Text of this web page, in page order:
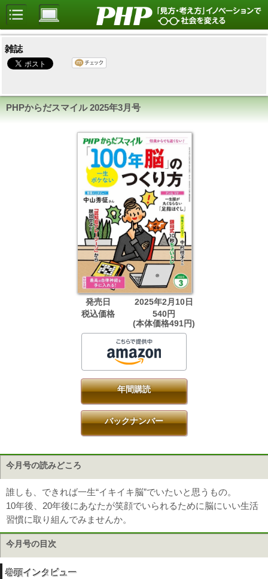
雑誌
PHPからだスマイル2025年3月号
発売日
2025年2月10日
税込価格
540円
(本体価格491円)
年間購読
バックナンバー
今月号の読みどころ
誰しも、できれば一生“イキイキ脳”でいたいと思うもの。
10年後、20年後にあなたが笑顔でいられるために脳にいい生活
習慣に取り組んでみませんか。
今月号の目次
巻頭インタビュー